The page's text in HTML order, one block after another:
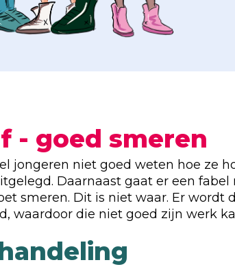
- goed smeren
jongeren niet goed weten hoe ze
Daarnaast gaat er een
smeren. Dit is niet waar. Er wordt
waardoor die niet goed zijn werk